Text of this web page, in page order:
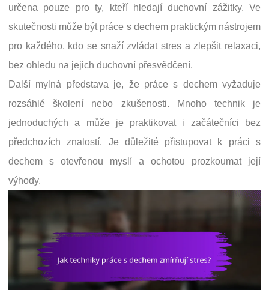
určena pouze pro ty, kteří hledají duchovní zážitky. Ve
skutečnosti může být práce s dechem praktickým nástrojem
pro každého, kdo se snaží zvládat stres a zlepšit relaxaci,
bez ohledu na jejich duchovní přesvědčení.
Další mylná představa je, že práce s dechem vyžaduje
rozsáhlé školení nebo zkušenosti. Mnoho technik je
jednoduchých a může je praktikovat i začátečníci bez
předchozích znalostí. Je důležité přistupovat k práci s
dechem s otevřenou myslí a ochotou prozkoumat její
výhody.